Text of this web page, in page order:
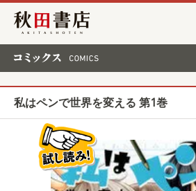
秋田書店
私はペンで世界を変える 第1巻